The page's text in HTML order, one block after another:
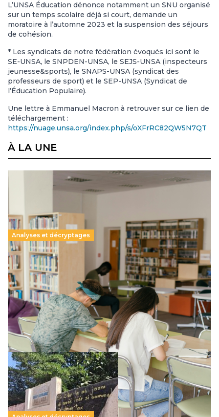
L’UNSA Éducation dénonce notamment un SNU organisé
sur un temps scolaire déjà si court, demande un
moratoire à l’automne 2023 et la suspension des séjours
de cohésion.
* Les syndicats de notre fédération évoqués ici sont le
SE-UNSA, le SNPDEN-UNSA, le SEJS-UNSA (inspecteurs
jeunesse&sports), le SNAPS-UNSA (syndicat des
professeurs de sport) et le SEP-UNSA (Syndicat de
l’Éducation Populaire).
Une lettre à Emmanuel Macron à retrouver sur ce lien de
téléchargement :
https://nuage.unsa.org/index.php/s/oXFrRC82QW5N7QT
À LA UNE
Analyses et décryptages
Supérieur privé : une dérive qui met à mal la
promesse républicaine
11 juillet 2026-
Le projet de loi sur la régulation de l’enseignement
supérieur privé met en lumière l’amplification d’un système
qui relègue l’acte pédagogique au superfétatoire, voire à…
Lire la suite →